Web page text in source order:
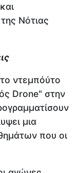
Νότιας
ντεμπόύτο
Drone" στην
μια
που οι